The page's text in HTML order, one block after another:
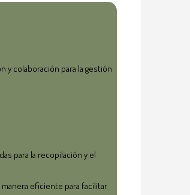
y colaboración para la gestión
para la recopilación y el
eficiente para facilitar